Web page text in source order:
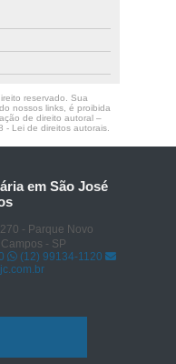
reservado. Sua
nossos links, é proibida
de direito autoral –
- Lei de direitos autorais.
em São José
- Parque Novo
- SP
(12) 99134-1120